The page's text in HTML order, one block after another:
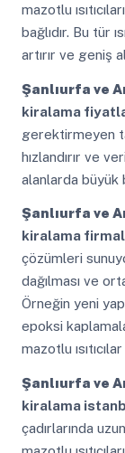
mazotlu
bağlıdır. Bu tür
artırır ve geniş
Şanlıurfa ve
kiralama
gerektirmeyen
hızlandırır ve
alanlarda büyük
Şanlıurfa ve
kiralama
çözümleri
dağılması ve
Örneğin yeni
epoksi
mazotlu
Şanlıurfa ve
kiralama
çadırlarında